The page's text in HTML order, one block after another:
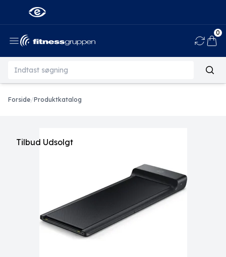
0
Forside/Produktkatalog
Tilbud Udsolgt